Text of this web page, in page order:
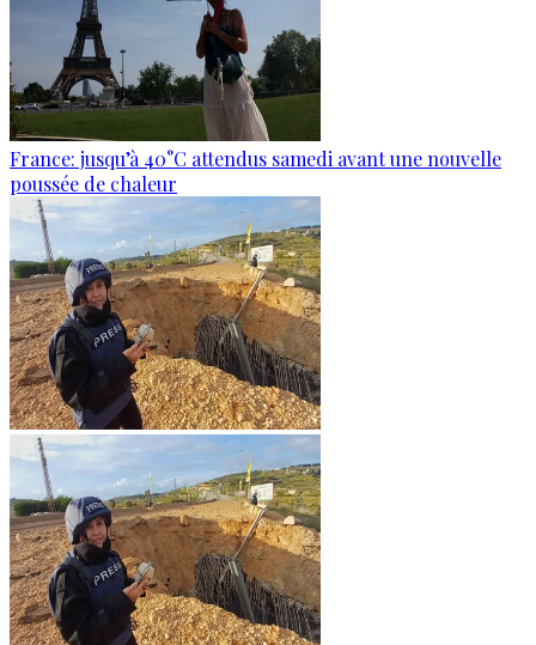
France: jusqu’à 40°C attendus samedi avant une nouvelle
poussée de chaleur